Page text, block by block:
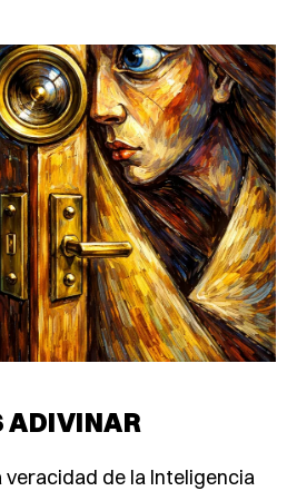
ADIVINAR
veracidad de la Inteligencia